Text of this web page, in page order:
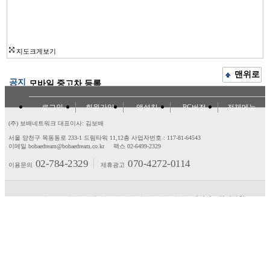
지도크게보기
공지 모바일 중고차 등록
맨위로
로그인 회원가입 앱설치 PC버전 전체메뉴
(주) 보배네트워크 대표이사: 김보배
서울 양천구 목동동로 233-1 드림타워 11,12층 사업자번호 : 117-81-64543
이메일 bobaedream@bobaedream.co.kr
팩스 02-6499-2329
이용문의 02-784-2329 제휴광고 070-4272-0114